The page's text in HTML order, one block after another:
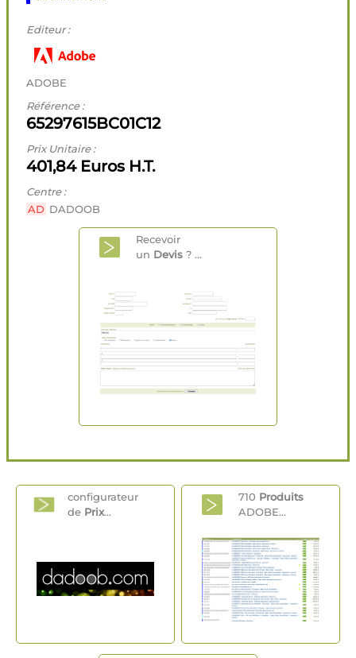
Editeur :
ADOBE
Référence :
65297615BC01C12
Prix Unitaire :
401,84 Euros H.T.
Centre :
AD DADOOB
Recevoir
un Devis ? ...
configurateur
de Prix...
710 Produits
ADOBE...